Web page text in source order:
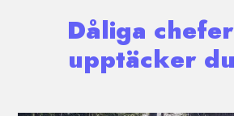
Dåliga
upptäcker